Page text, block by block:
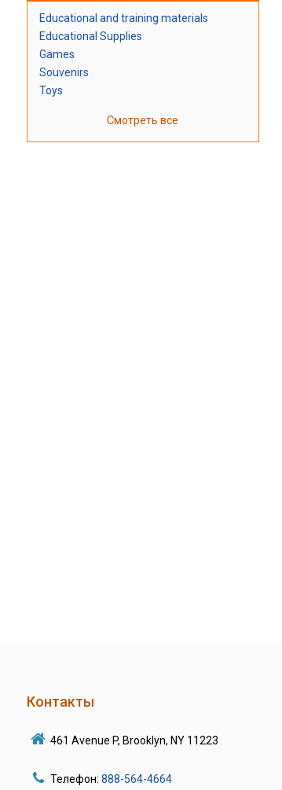
Educational and training materials
Educational Supplies
Games
Souvenirs
Toys
Смотреть все
Контакты
461 Avenue P, Brooklyn, NY 11223
Телефон: 888-564-4664